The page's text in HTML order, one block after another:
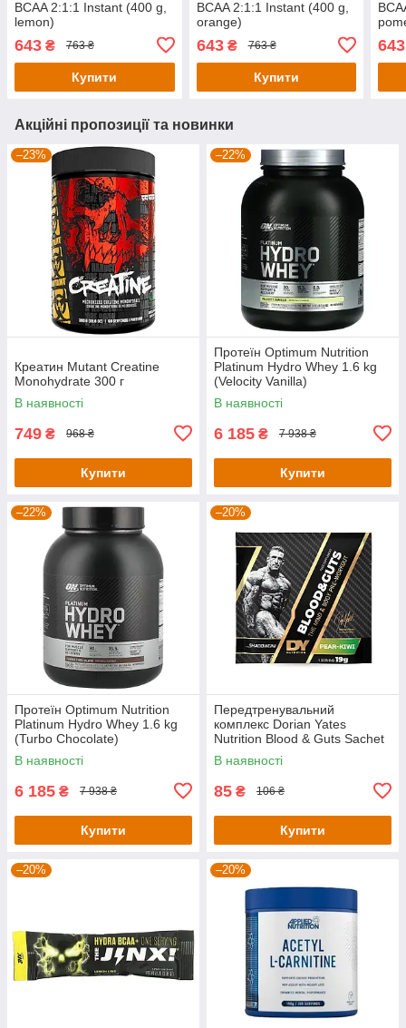
BCAA 2:1:1 Instant (400 g,
lemon)
643 ₴ 763 ₴
Купити
BCAA 2:1:1 Instant (400 g,
orange)
643₴ 763 ₴
Купити
643
Акційні пропозиції та новинки
–23%
Креатин Mutant Creatine
Monohydrate 300 г
В наявності
749 ₴ 968 ₴
Купити
–22%
Протеїн Optimum Nutrition
Platinum Hydro Whey 1.6 kg
(Velocity Vanilla)
В наявності
6 185 ₴ 7 938 ₴
Купити
–22%
Протеїн Optimum Nutrition
Platinum Hydro Whey 1.6 kg
(Turbo Chocolate)
В наявності
6 185 ₴ 7 938 ₴
Купити
–20%
Передтренувальний
комплекс Dorian Yates
Nutrition Blood & Guts Sachet
— 19 g (Pear Kiwi)
В наявності
85 ₴ 106 ₴
Купити
–20% –20%